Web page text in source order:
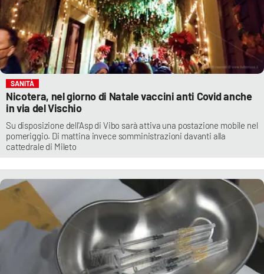
SANITÀ
Nicotera, nel giorno di Natale vaccini anti Covid anche
in via del Vischio
Su disposizione dell'Asp di Vibo sarà attiva una postazione mobile nel
pomeriggio. Di mattina invece somministrazioni davanti alla
cattedrale di Mileto